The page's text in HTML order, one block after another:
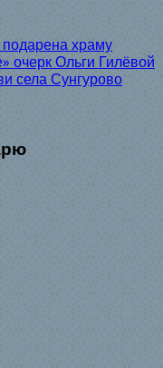
храму
очерк Ольги Гилёвой
села Сунгурово